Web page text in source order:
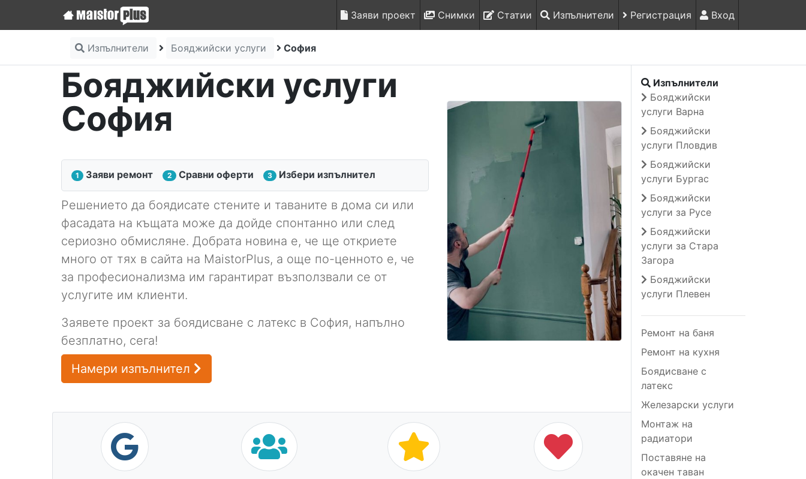
Заяви проект Снимки Статии Изпълнители Регистрация Вход
Изпълнители Бояджийски услуги София
Бояджийски услуги
София
1 Заяви ремонт 2 Сравни оферти 3 Избери изпълнител
Решението да боядисате стените и таваните в дома си или
фасадата на къщата може да дойде спонтанно или след
сериозно обмисляне. Добрата новина е, че ще откриете
много от тях в сайта на MaistorPlus, а още по-ценното е, че
за професионализма им гарантират възползвали се от
услугите им клиенти.
Заявете проект за боядисване с латекс в София, напълно
безплатно, сега!
Намери изпълнител
Изпълнители
Бояджийски
услуги Варна
Бояджийски
услуги Пловдив
Бояджийски
услуги Бургас
Бояджийски
услуги за Русе
Бояджийски
услуги за Стара
Загора
Бояджийски
услуги Плевен
Ремонт на баня
Ремонт на кухня
Боядисване с
латекс
Железарски услуги
Монтаж на
радиатори
Поставяне на
окачен таван